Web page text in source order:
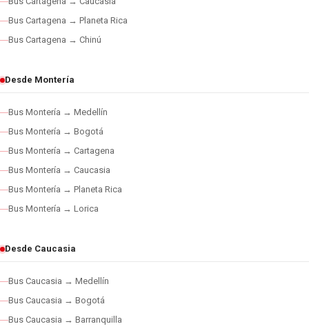
Bus Cartagena → Planeta Rica
Bus Cartagena → Chinú
Desde Montería
Bus Montería → Medellín
Bus Montería → Bogotá
Bus Montería → Cartagena
Bus Montería → Caucasia
Bus Montería → Planeta Rica
Bus Montería → Lorica
Desde Caucasia
Bus Caucasia → Medellín
Bus Caucasia → Bogotá
Bus Caucasia → Barranquilla